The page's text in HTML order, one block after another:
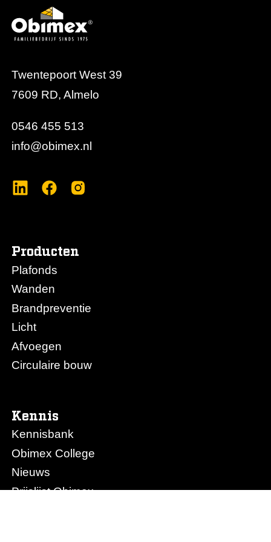
Twentepoort West 39
7609 RD, Almelo
0546 455 513
info@obimex.nl
Producten
Plafonds
Wanden
Brandpreventie
Licht
Afvoegen
Circulaire bouw
Kennis
Kennisbank
Obimex College
Nieuws
Prijslijst Obimex